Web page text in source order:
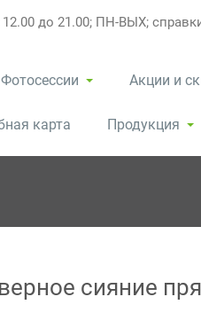
до 21.00; ПН-ВЫХ;
Фотосессии Акции и
карта Продукция
сияние